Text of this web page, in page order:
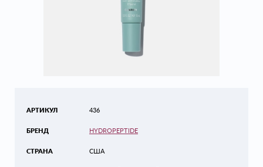
АРТИКУЛ
БРЕНД
СТРАНА
436
HYDROPEPTIDE
США